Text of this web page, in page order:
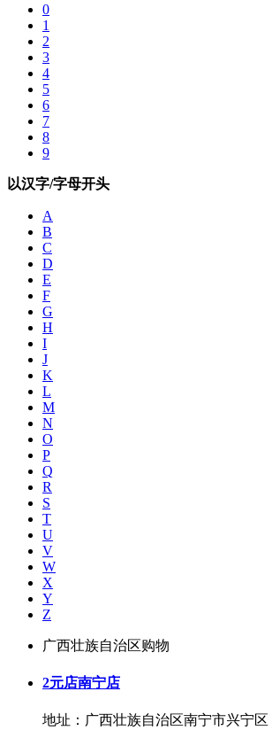
0
1
2
3
4
5
6
7
8
9
以汉字/字母开头
A
B
C
D
E
F
G
H
I
J
K
L
M
N
O
P
Q
R
S
T
U
V
W
X
Y
Z
广西壮族自治区购物
2元店南宁店
地址：广西壮族自治区南宁市兴宁区